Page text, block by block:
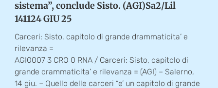
sistema”, conclude Sisto. (AGI)Sa2/Lil
141124 GIU 25
Carceri: Sisto, capitolo di grande drammaticita’ e
rilevanza =
AGI0007 3 CRO 0 RNA / Carceri: Sisto, capitolo di
grande drammaticita’ e rilevanza = (AGI) – Salerno,
14 giu. – Quello delle carceri “e’ un capitolo di grande